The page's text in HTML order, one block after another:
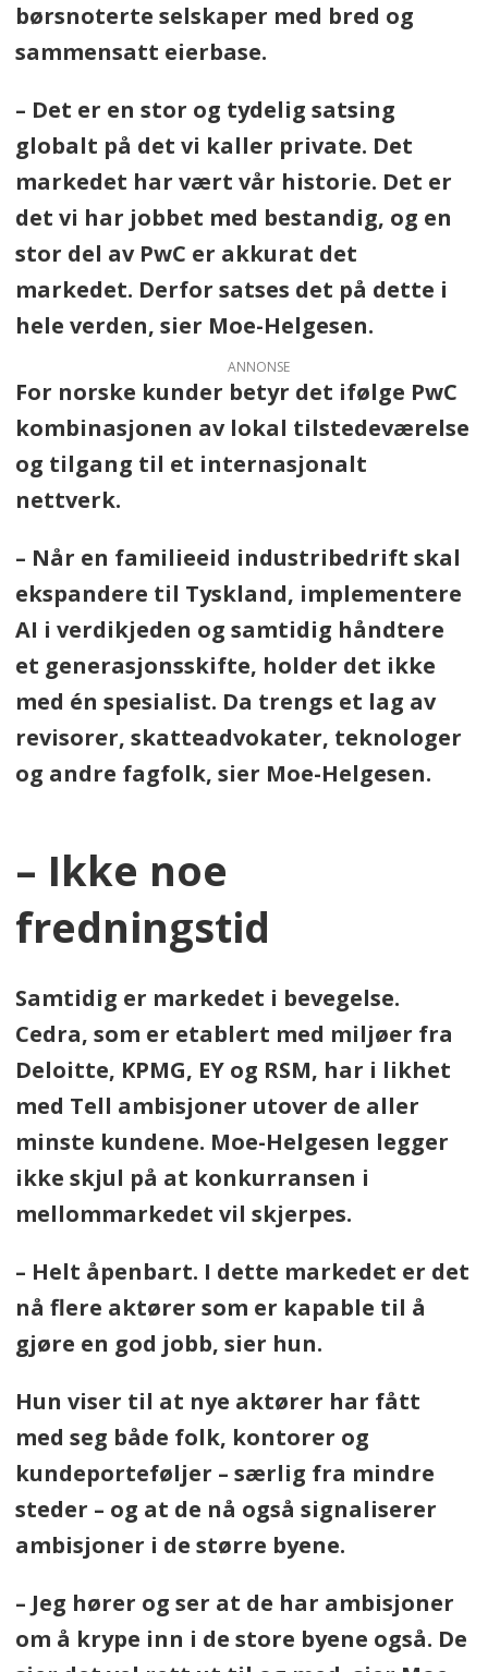
børsnoterte selskaper med bred og
sammensatt eierbase.
– Det er en stor og tydelig satsing
globalt på det vi kaller private. Det
markedet har vært vår historie. Det er
det vi har jobbet med bestandig, og en
stor del av PwC er akkurat det
markedet. Derfor satses det på dette i
hele verden, sier Moe-Helgesen.
ANNONSE
For norske kunder betyr det ifølge PwC
kombinasjonen av lokal tilstedeværelse
og tilgang til et internasjonalt
nettverk.
– Når en familieeid industribedrift skal
ekspandere til Tyskland, implementere
AI i verdikjeden og samtidig håndtere
et generasjonsskifte, holder det ikke
med én spesialist. Da trengs et lag av
revisorer, skatteadvokater, teknologer
og andre fagfolk, sier Moe-Helgesen.
– Ikke noe
fredningstid
Samtidig er markedet i bevegelse.
Cedra, som er etablert med miljøer fra
Deloitte, KPMG, EY og RSM, har i likhet
med Tell ambisjoner utover de aller
minste kundene. Moe-Helgesen legger
ikke skjul på at konkurransen i
mellommarkedet vil skjerpes.
– Helt åpenbart. I dette markedet er det
nå flere aktører som er kapable til å
gjøre en god jobb, sier hun.
Hun viser til at nye aktører har fått
med seg både folk, kontorer og
kundeporteføljer – særlig fra mindre
steder – og at de nå også signaliserer
ambisjoner i de større byene.
– Jeg hører og ser at de har ambisjoner
om å krype inn i de store byene også. De